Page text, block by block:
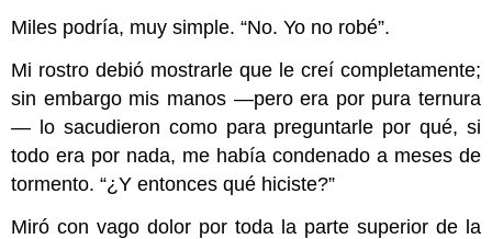
Miles podría, muy simple. “No. Yo no robé”.
Mi rostro debió mostrarle que le creí completamente;
sin embargo mis manos —pero era por pura ternura
— lo sacudieron como para preguntarle por qué, si
todo era por nada, me había condenado a meses de
tormento. “¿Y entonces qué hiciste?”
Miró con vago dolor por toda la parte superior de la